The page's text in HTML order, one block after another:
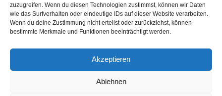
zuzugreifen. Wenn du diesen Technologien zustimmst, können wir Daten
wie das Surfverhalten oder eindeutige IDs auf dieser Website verarbeiten.
Wenn du deine Zustimmung nicht erteilst oder zurückziehst, können
bestimmte Merkmale und Funktionen beeinträchtigt werden.
Akzeptieren
Ablehnen
Indiaca
Turnierteilnahmen und Platzierungen der SCR-
Teams seit 1993